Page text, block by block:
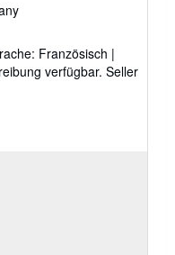
Französisch |
verfügbar. Seller